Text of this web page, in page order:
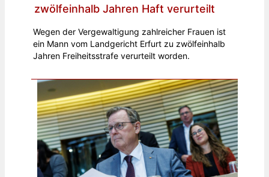
zwölfeinhalb Jahren Haft verurteilt
Wegen der Vergewaltigung zahlreicher Frauen ist
ein Mann vom Landgericht Erfurt zu zwölfeinhalb
Jahren Freiheitsstrafe verurteilt worden.